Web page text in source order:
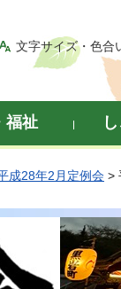
文字サイズ・色合
福祉
成28年2月定例会 >